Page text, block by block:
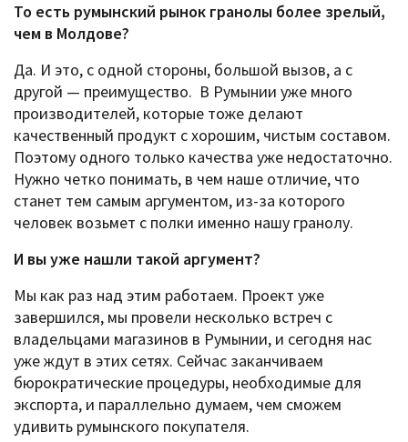
То есть румынский рынок гранолы более зрелый,
чем в Молдове?
Да. И это, с одной стороны, большой вызов, а с
другой — преимущество. В Румынии уже много
производителей, которые тоже делают
качественный продукт с хорошим, чистым составом.
Поэтому одного только качества уже недостаточно.
Нужно четко понимать, в чем наше отличие, что
станет тем самым аргументом, из-за которого
человек возьмет с полки именно нашу гранолу.
И вы уже нашли такой аргумент?
Мы как раз над этим работаем. Проект уже
завершился, мы провели несколько встреч с
владельцами магазинов в Румынии, и сегодня нас
уже ждут в этих сетях. Сейчас заканчиваем
бюрократические процедуры, необходимые для
экспорта, и параллельно думаем, чем сможем
удивить румынского покупателя.